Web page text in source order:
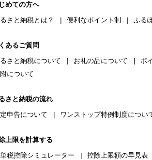
めての方へ
さと納税とは？
便利なポイント制 ふる
あるご質問
さと納税について
お礼の品について
ポ
について
さと納税の流れ
申告について
ワンストップ特例制度につい
上限を計算する
税控除シミュレーター
控除上限額の早見表